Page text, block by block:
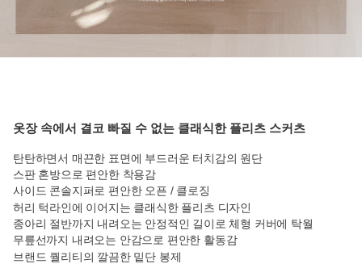
옷장 속에서 결코 빠질 수 없는 클래식한 플리츠 스커츠
탄탄하면서 매끈한 표면에 부드러운 터치감의 원단
스판 혼방으로 편안한 착용감
사이드 콘솔지퍼로 편안한 오픈 / 클로징
허리 턱라인에 이어지는 클래식한 플리츠 디자인
종아리 절반까지 내려오는 안정적인 길이로 체형 커버에 탁월
무릎선까지 내려오는 안감으로 편안한 활동감
브랜드 퀄리티의 깔끔한 밑단 봉제